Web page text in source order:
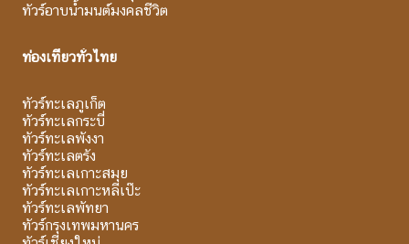
ทัวร์อาบน้ำมนต์มงคลชีวิต
ท่องเที่ยวทั่วไทย
ทัวร์ทะเลภูเก็ต
ทัวร์ทะเลกระบี่
ทัวร์ทะเลพังงา
ทัวร์ทะเลตรัง
ทัวร์ทะเลเกาะสมุย
ทัวร์ทะเลเกาะหลีเป๊ะ
ทัวร์ทะเลพัทยา
ทัวร์กรุงเทพมหานคร